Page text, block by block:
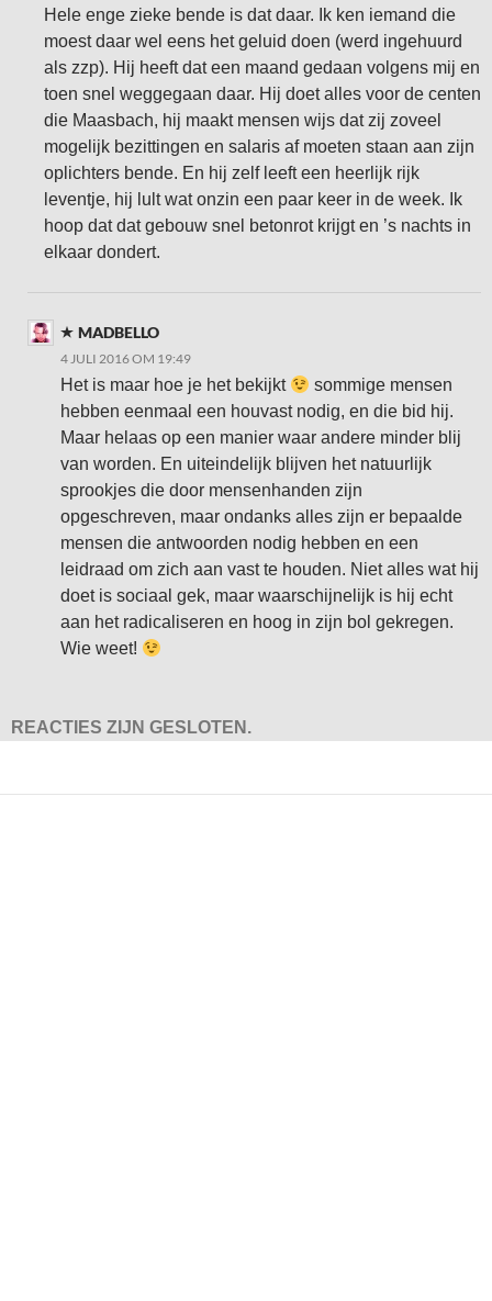
Hele enge zieke bende is dat daar. Ik ken iemand die
moest daar wel eens het geluid doen (werd ingehuurd
als zzp). Hij heeft dat een maand gedaan volgens mij en
toen snel weggegaan daar. Hij doet alles voor de centen
die Maasbach, hij maakt mensen wijs dat zij zoveel
mogelijk bezittingen en salaris af moeten staan aan zijn
oplichters bende. En hij zelf leeft een heerlijk rijk
leventje, hij lult wat onzin een paar keer in de week. Ik
hoop dat dat gebouw snel betonrot krijgt en ’s nachts in
elkaar dondert.
MADBELLO
4 JULI 2016 OM 19:49
Het is maar hoe je het bekijkt
sommige mensen
hebben eenmaal een houvast nodig, en die bid hij.
Maar helaas op een manier waar andere minder blij
van worden. En uiteindelijk blijven het natuurlijk
sprookjes die door mensenhanden zijn
opgeschreven, maar ondanks alles zijn er bepaalde
mensen die antwoorden nodig hebben en een
leidraad om zich aan vast te houden. Niet alles wat hij
doet is sociaal gek, maar waarschijnelijk is hij echt
aan het radicaliseren en hoog in zijn bol gekregen.
Wie weet!
REACTIES ZIJN GESLOTEN.